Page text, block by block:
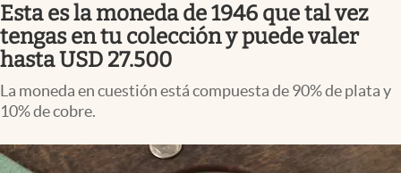
Espiritual
Streaming
PC y mobile
Esta es la moneda de 1946 que tal vez
tengas en tu colección y puede valer
hasta USD 27.500
La moneda en cuestión está compuesta de 90% de plata y
10% de cobre.